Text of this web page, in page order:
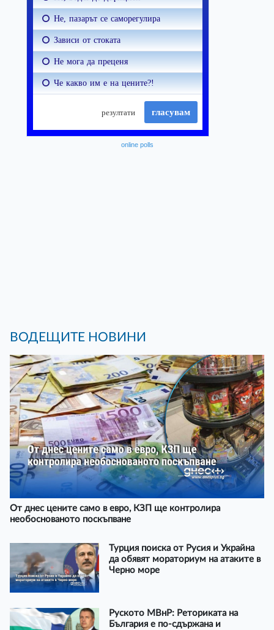
online polls
ВОДЕЩИТЕ НОВИНИ
От днес цените само в евро, КЗП ще контролира
необоснованото поскъпване
Турция поиска от Русия и Украйна
да обявят мораториум на атаките в
Черно море
Руското МВнР: Реториката на
България е по-сдържана и